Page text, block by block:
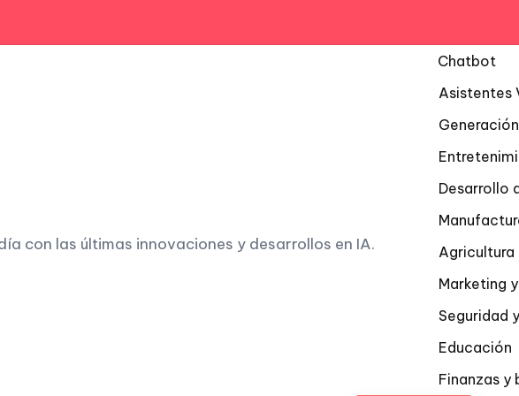
con las últimas innovaciones y desarrollos en IA.
Chatbot
Asistentes
Desarrollo
Agricultura
Marketing
Seguridad
Educación
Finanzas y